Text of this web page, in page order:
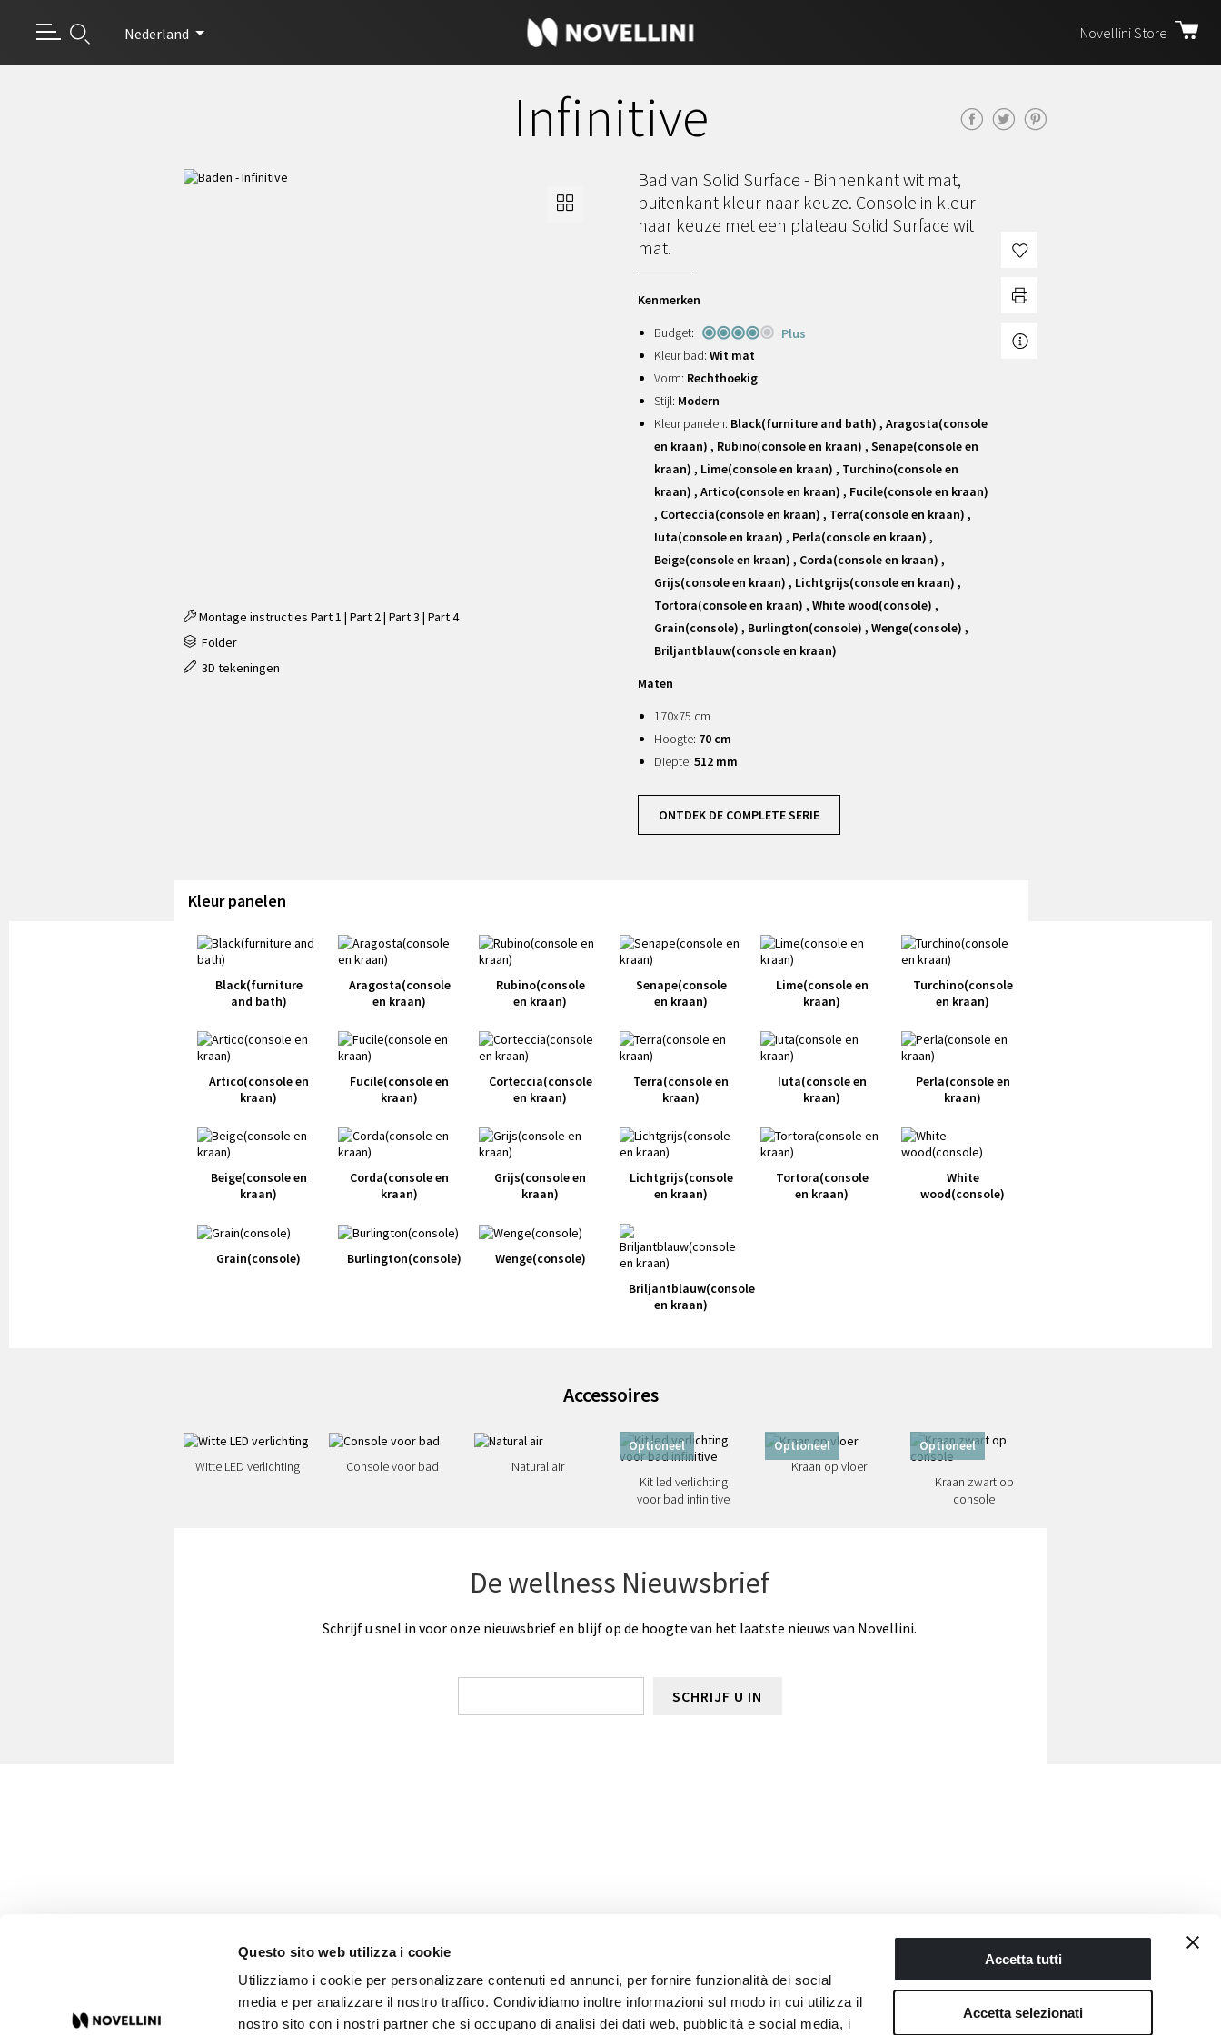
Questo sito web utilizza i cookie
Utilizziamo i cookie per personalizzare contenuti ed annunci, per fornire funzionalità dei social
media e per analizzare il nostro traffico. Condividiamo inoltre informazioni sul modo in cui utilizza il
nostro sito con i nostri partner che si occupano di analisi dei dati web, pubblicità e social media, i
Accetta tutti
Accetta selezionati
Nederland Novellini Store
Infinitive
Montage instructies Part 1 | Part 2 | Part 3 | Part 4
Folder
3D tekeningen
Bad van Solid Surface - Binnenkant wit mat,
buitenkant kleur naar keuze. Console in kleur
naar keuze met een plateau Solid Surface wit
mat.
Kenmerken
Budget:
Plus
Kleur bad: Wit mat
Vorm: Rechthoekig
Stijl: Modern
Kleur panelen: Black(furniture and bath) , Aragosta(console
en kraan) , Rubino(console en kraan) , Senape(console en
kraan) , Lime(console en kraan) , Turchino(console en
kraan) , Artico(console en kraan) , Fucile(console en kraan)
, Corteccia(console en kraan) , Terra(console en kraan) ,
Iuta(console en kraan) , Perla(console en kraan) ,
Beige(console en kraan) , Corda(console en kraan) ,
Grijs(console en kraan) , Lichtgrijs(console en kraan) ,
Tortora(console en kraan) , White wood(console) ,
Grain(console) , Burlington(console) , Wenge(console) ,
Briljantblauw(console en kraan)
Maten
170x75 cm
Hoogte: 70 cm
Diepte: 512 mm
ONTDEK DE COMPLETE SERIE
Kleur panelen
Black(furniture
and bath)
Aragosta(console
en kraan)
Rubino(console
en kraan)
Senape(console
en kraan)
Lime(console en
kraan)
Turchino(console
en kraan)
Artico(console en
kraan)
Fucile(console en
kraan)
Corteccia(console
en kraan)
Terra(console en
kraan)
Iuta(console en
kraan)
Perla(console en
kraan)
Beige(console en
kraan)
Corda(console en
kraan)
Grijs(console en
kraan)
Lichtgrijs(console
en kraan)
Tortora(console
en kraan)
White
wood(console)
Grain(console) Burlington(console)
Wenge(console)
Briljantblauw(console
en kraan)
Accessoires
Witte LED verlichting Console voor bad Natural air
Optioneel
Kit led verlichting
voor bad infinitive
Optioneel
Kraan op vloer
Optioneel
Kraan zwart op
console
De wellness Nieuwsbrief
Schrijf u snel in voor onze nieuwsbrief en blijf op de hoogte van het laatste nieuws van Novellini.
SCHRIJF U IN